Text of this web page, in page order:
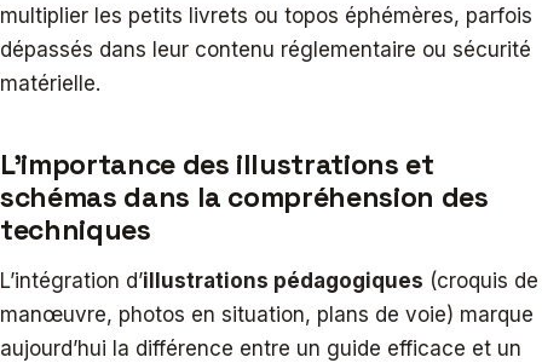
multiplier les petits livrets ou topos éphémères, parfois
dépassés dans leur contenu réglementaire ou sécurité
matérielle.
L’importance des illustrations et
schémas dans la compréhension des
techniques
L’intégration d’illustrations pédagogiques (croquis de
manœuvre, photos en situation, plans de voie) marque
aujourd’hui la différence entre un guide efficace et un